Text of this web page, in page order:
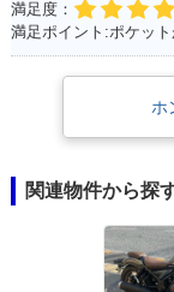
満足度：
満足ポイント:ポケッ
ホ
関連物件から探